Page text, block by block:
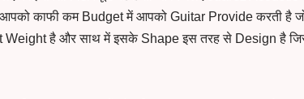
काफी कम Budget में आपको Guitar Provide करती है
Weight है और साथ में इसके Shape इस तरह से Design है